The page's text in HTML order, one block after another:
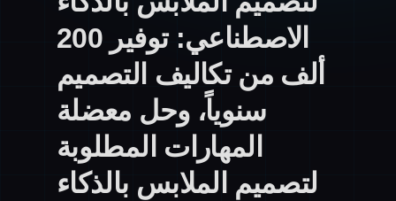
الاصطناعي: توفير 200
ألف من تكاليف التصميم
سنوياً، وحل معضلة
المهارات المطلوبة
لتصميم الملابس بالذكاء